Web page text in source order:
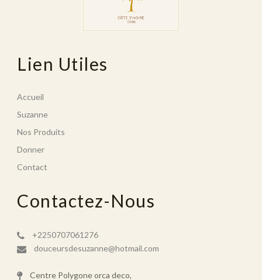
Lien Utiles
Accueil
Suzanne
Nos Produits
Donner
Contact
Contactez-Nous
+2250707061276
douceursdesuzanne@hotmail.com
Centre Polygone orca deco,